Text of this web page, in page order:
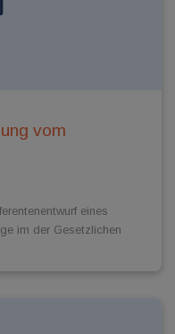
vom
eines
im der Gesetzlichen